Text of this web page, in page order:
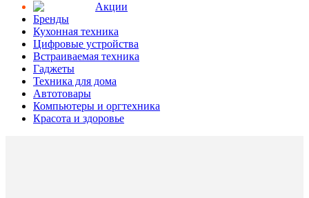
Aкции
Бренды
Кухонная техника
Цифровые устройства
Встраиваемая техника
Гаджеты
Техника для дома
Автотовары
Компьютеры и оргтехника
Красота и здоровье